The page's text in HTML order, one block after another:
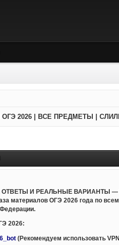
2026 | ВСЕ ПРЕДМЕТЫ |
ОТВЕТЫ И РЕАЛЬНЫЕ ВАРИАНТЫ
материалов ОГЭ 2026 года по
2026:
(Рекомендуем использовать